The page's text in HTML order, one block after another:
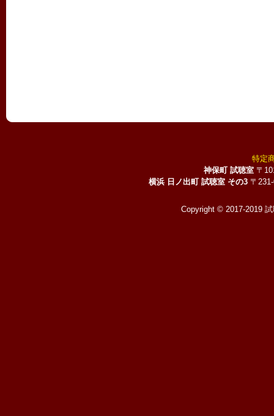
特定
神保町 試聴室 〒
横浜 日ノ出町 試聴室 その3 〒
Copyright © 2017-2019